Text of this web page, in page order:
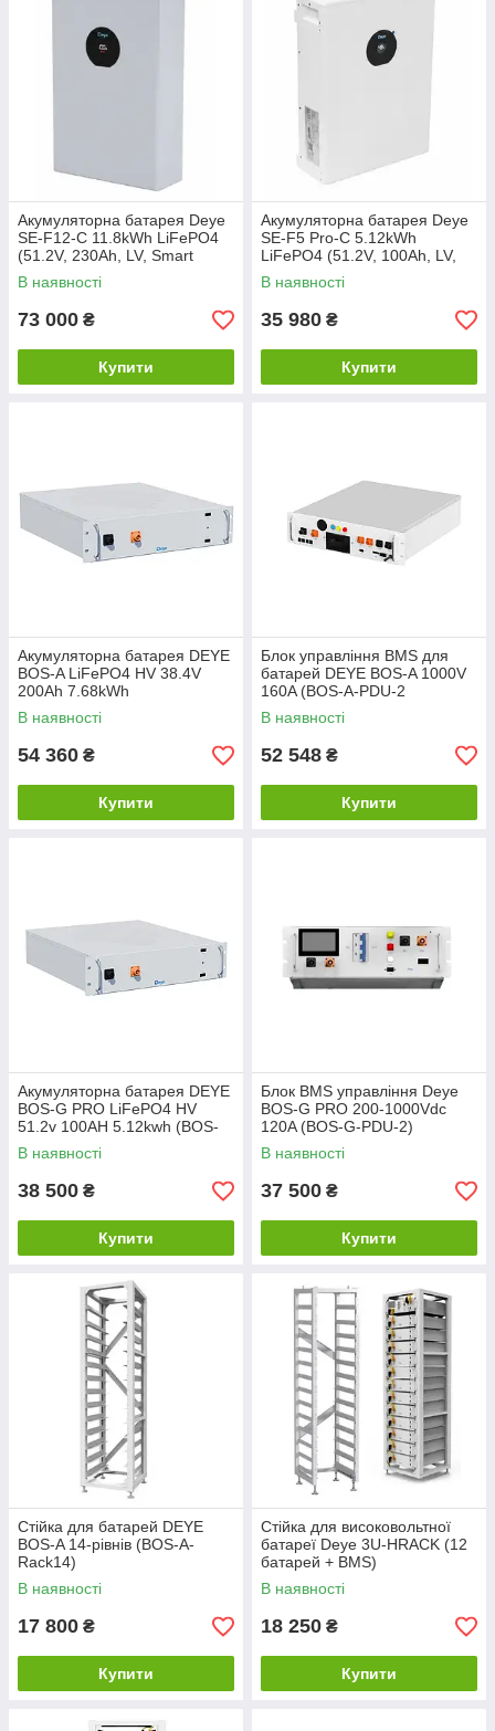
Акумуляторна батарея Deye
SE-F12-C 11.8kWh LiFePO4
(51.2V, 230Ah, LV, Smart
BMS, CAN/RS485, WiFi, Rack
Mount)
В наявності
73 000 ₴
Купити
Акумуляторна батарея Deye
SE-F5 Pro-C 5.12kWh
LiFePO4 (51.2V, 100Ah, LV,
CAN/RS485, WiFi, Rack
Mount)
В наявності
35 980 ₴
Купити
Акумуляторна батарея DEYE
BOS-A LiFePO4 HV 38.4V
200Ah 7.68kWh
В наявності
54 360 ₴
Купити
Блок управління BMS для
батарей DEYE BOS-A 1000V
160A (BOS-A-PDU-2
1000V/160A)
В наявності
52 548 ₴
Купити
Акумуляторна батарея DEYE
BOS-G PRO LiFePO4 HV
51.2v 100AH 5.12kwh (BOS-
GPRO)
В наявності
38 500 ₴
Купити
Блок BMS управління Deye
BOS-G PRO 200-1000Vdc
120A (BOS-G-PDU-2)
В наявності
37 500 ₴
Купити
Стійка для батарей DEYE
BOS-A 14-рівнів (BOS-A-
Rack14)
В наявності
17 800 ₴
Купити
Стійка для високовольтної
батареї Deye 3U-HRACK (12
батарей + BMS)
В наявності
18 250 ₴
Купити